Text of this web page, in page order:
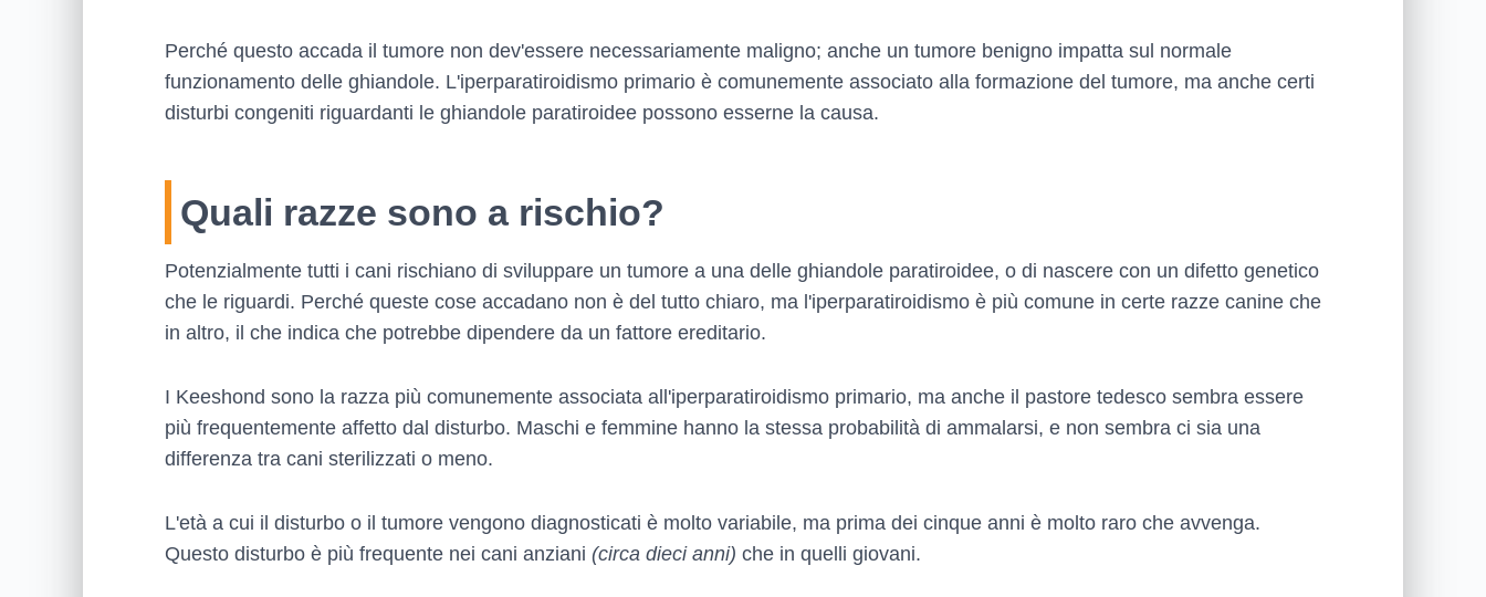
Perché questo accada il tumore non dev'essere necessariamente maligno; anche un tumore benigno impatta sul normale
funzionamento delle ghiandole. L'iperparatiroidismo primario è comunemente associato alla formazione del tumore, ma anche certi
disturbi congeniti riguardanti le ghiandole paratiroidee possono esserne la causa.
Quali razze sono a rischio?
Potenzialmente tutti i cani rischiano di sviluppare un tumore a una delle ghiandole paratiroidee, o di nascere con un difetto genetico
che le riguardi. Perché queste cose accadano non è del tutto chiaro, ma l'iperparatiroidismo è più comune in certe razze canine che
in altro, il che indica che potrebbe dipendere da un fattore ereditario.
I Keeshond sono la razza più comunemente associata all'iperparatiroidismo primario, ma anche il pastore tedesco sembra essere
più frequentemente affetto dal disturbo. Maschi e femmine hanno la stessa probabilità di ammalarsi, e non sembra ci sia una
differenza tra cani sterilizzati o meno.
L'età a cui il disturbo o il tumore vengono diagnosticati è molto variabile, ma prima dei cinque anni è molto raro che avvenga.
Questo disturbo è più frequente nei cani anziani (circa dieci anni) che in quelli giovani.